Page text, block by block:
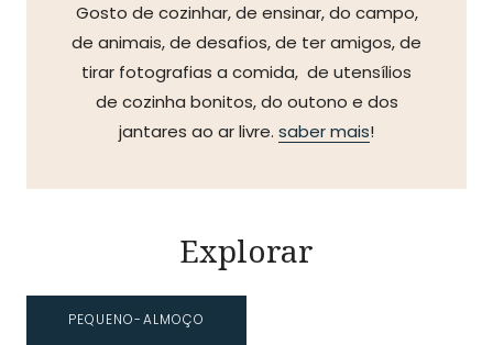
Gosto de cozinhar, de ensinar, do campo,
de animais, de desafios, de ter amigos, de
tirar fotografias a comida, de utensílios
de cozinha bonitos, do outono e dos
jantares ao ar livre. saber mais!
Explorar
PEQUENO-ALMOÇO